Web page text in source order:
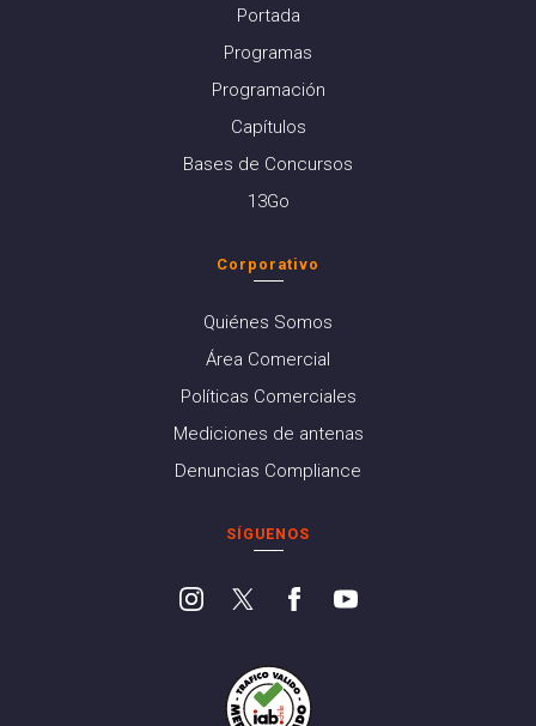
Portada
Programas
Programación
Capítulos
Bases de Concursos
13Go
Corporativo
Quiénes Somos
Área Comercial
Políticas Comerciales
Mediciones de antenas
Denuncias Compliance
SÍGUENOS